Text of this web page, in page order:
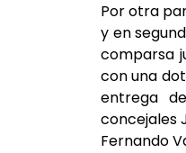
Por otra
y en
comparsa
con una
entrega
concejales
Fernando